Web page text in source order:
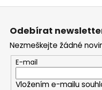
Z
Odebírat
Nezmeškejte žádné
E-mail
Vložením e-mailu